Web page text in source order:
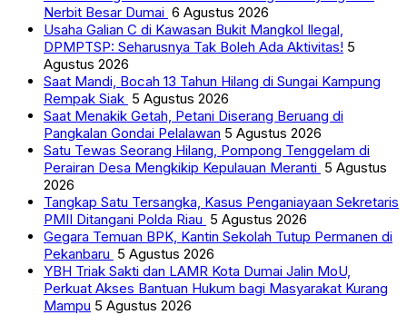
Nerbit Besar Dumai 6 Agustus 2026
Usaha Galian C di Kawasan Bukit Mangkol Ilegal,
DPMPTSP: Seharusnya Tak Boleh Ada Aktivitas! 5
Agustus 2026
Saat Mandi, Bocah 13 Tahun Hilang di Sungai Kampung
Rempak Siak 5 Agustus 2026
Saat Menakik Getah, Petani Diserang Beruang di
Pangkalan Gondai Pelalawan 5 Agustus 2026
Satu Tewas Seorang Hilang, Pompong Tenggelam di
Perairan Desa Mengkikip Kepulauan Meranti 5 Agustus
2026
Tangkap Satu Tersangka, Kasus Penganiayaan Sekretaris
PMII Ditangani Polda Riau 5 Agustus 2026
Gegara Temuan BPK, Kantin Sekolah Tutup Permanen di
Pekanbaru 5 Agustus 2026
YBH Triak Sakti dan LAMR Kota Dumai Jalin MoU,
Perkuat Akses Bantuan Hukum bagi Masyarakat Kurang
Mampu 5 Agustus 2026